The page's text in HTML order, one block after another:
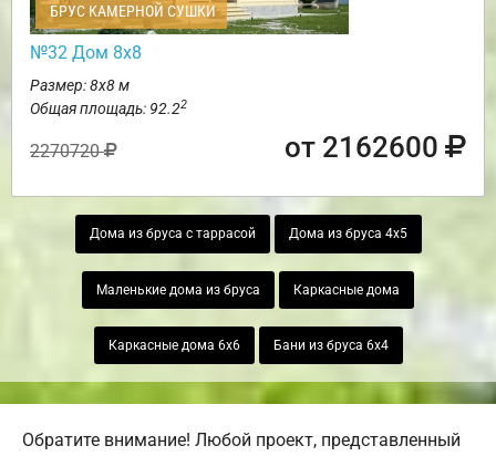
БРУС КАМЕРНОЙ СУШКИ
№32 Дом 8х8
Размер: 8х8 м
Общая площадь: 92.22
2270720 от 2162600
Дома из бруса с таррасой Дома из бруса 4х5
Маленькие дома из бруса Каркасные дома
Каркасные дома 6х6 Бани из бруса 6х4
Обратите внимание! Любой проект, представленный